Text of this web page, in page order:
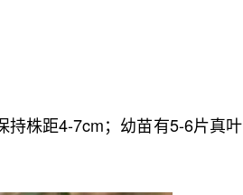
持株距4-7cm；幼苗有5-6片真叶